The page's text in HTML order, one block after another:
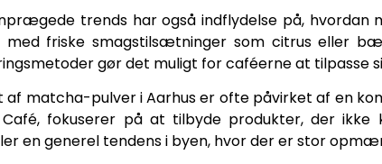
trends har også indflydelse på, hvordan
med friske smagstilsætninger som citrus eller
gør det muligt for caféerne at tilpasse
af matcha-pulver i Aarhus er ofte påvirket af en
Café, fokuserer på at tilbyde produkter, der
en generel tendens i byen, hvor der er stor